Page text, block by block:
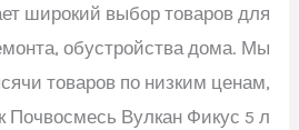
широкий выбор товаров для
обустройства дома. Мы
товаров по низким ценам,
Почвосмесь Вулкан Фикус 5 л.